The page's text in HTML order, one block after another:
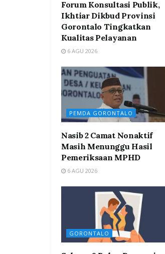
Forum Konsultasi Publik,
Ikhtiar Dikbud Provinsi
Gorontalo Tingkatkan
Kualitas Pelayanan
6 AGU 2026
PEMDA GORONTALO
Nasib 2 Camat Nonaktif
Masih Menunggu Hasil
Pemeriksaan MPHD
6 AGU 2026
GORONTALO